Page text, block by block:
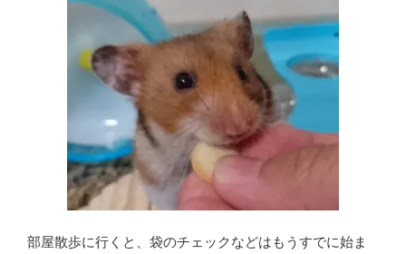
部屋散歩に行くと、袋のチェックなどはもうすでに始ま